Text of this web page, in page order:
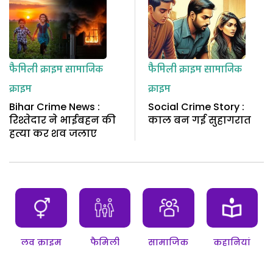
फैमिली क्राइमसामाजिक
क्राइम
Bihar Crime News :
रिश्तेदार ने भाईबहन की
हत्या कर शव जलाए
फैमिली क्राइमसामाजिक
क्राइम
Social Crime Story :
काल बन गई सुहागरात
लव क्राइम
फैमिली
सामाजिक
कहानियां